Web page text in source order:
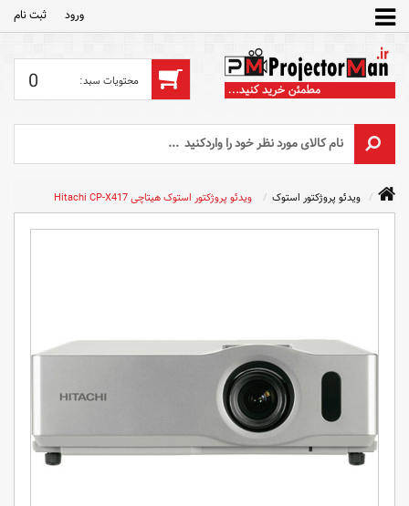
ورود ثبت‌ نام
0
ویدئو پروژکتور استوک ویدئو پروژکتور استوک هیتاچی Hitachi CP-X417